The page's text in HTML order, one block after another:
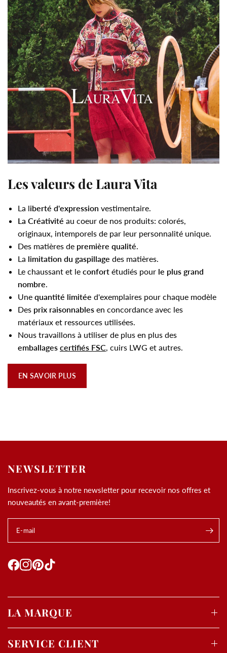
Les valeurs de Laura Vita
La liberté d'expression vestimentaire.
La Créativité au coeur de nos produits: colorés,
originaux, intemporels de par leur personnalité unique.
Des matières de première qualité.
La limitation du gaspillage des matières.
Le chaussant et le confort étudiés pour le plus grand
nombre.
Une quantité limitée d'exemplaires pour chaque modèle
Des prix raisonnables en concordance avec les
matériaux et ressources utilisées.
Nous travaillons à utiliser de plus en plus des
emballages certifiés FSC, cuirs LWG et autres.
EN SAVOIR PLUS
NEWSLETTER
Inscrivez-vous à notre newsletter pour recevoir nos offres et
nouveautés en avant-première!
E-mail
LA MARQUE
SERVICE CLIENT
Utilisation des
Les cookies et données personnelles nous permettent de
personnaliser le contenu et les annonces, d’offrir des
fonctionnalités relatives aux médias sociaux, d’analyser